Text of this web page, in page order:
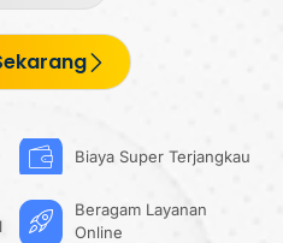
Biaya Super Terjangkau
Beragam Layanan
Online